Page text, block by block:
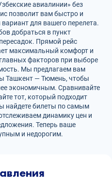
авиалинии» без
позволит вам быстро и
для вашего перелета.
добраться в пункт
Прямой рейс
максимальный комфорт и
факторов при выборе
Мы предлагаем вам
Ташкент — Тюмень, чтобы
экономичным. Сравнивайте
тот, который подходит
найдете билеты по самым
динамику цен и
Теперь ваше
и недорогим.